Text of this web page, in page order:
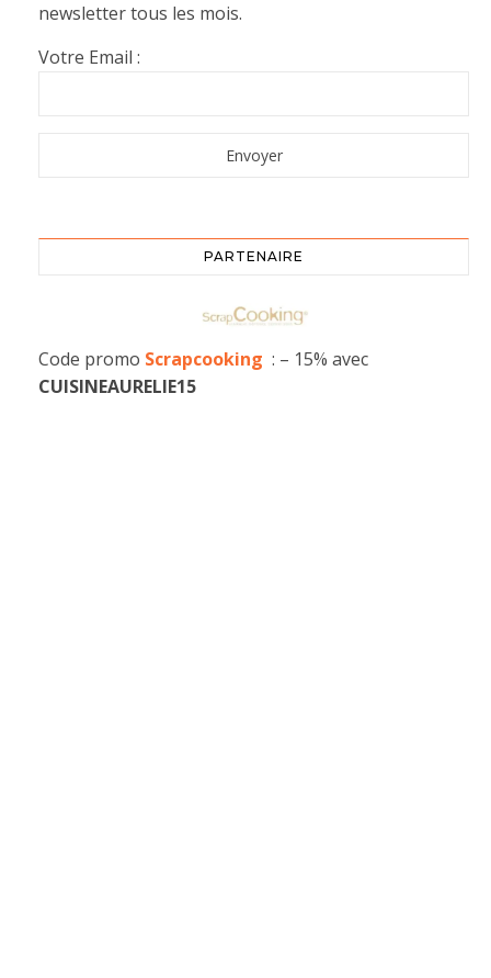
newsletter tous les mois.
Votre Email :
PARTENAIRE
Code promo Scrapcooking : – 15% avec
CUISINEAURELIE15